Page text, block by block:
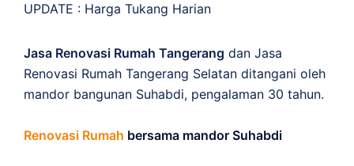
UPDATE : Harga Tukang Harian
Jasa Renovasi Rumah Tangerang dan Jasa
Renovasi Rumah Tangerang Selatan ditangani oleh
mandor bangunan Suhabdi, pengalaman 30 tahun.
Renovasi Rumah bersama mandor Suhabdi